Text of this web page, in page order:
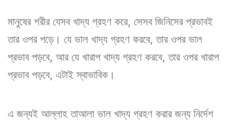
মানুষের শরীর যেসব খাদ্য গ্রহণ করে, সেসব জিনিসের প্রভাবই
তার ওপর পড়ে। যে ভাল খাদ্য গ্রহণ করবে, তার ওপর ভাল
প্রভাব পড়বে, আর যে খারাপ খাদ্য গ্রহণ করবে, তার ওপর খারাপ
প্রভাব পড়বে, এটাই স্বাভাবিক।
এ জন্যই আল্লাহ তাআলা ভাল খাদ্য গ্রহণ করার জন্য নির্দেশ